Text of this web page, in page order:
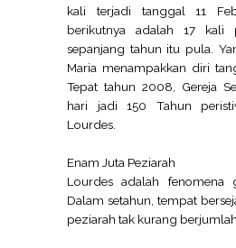
kali terjadi tanggal 11
berikutnya adalah 17 kali
sepanjang tahun itu pula.
Maria menampakkan diri
Tepat tahun 2008, Gereja
hari jadi 150 Tahun
Lourdes.
Enam Juta Peziarah
Lourdes adalah fenomena
Dalam setahun, tempat
peziarah tak kurang